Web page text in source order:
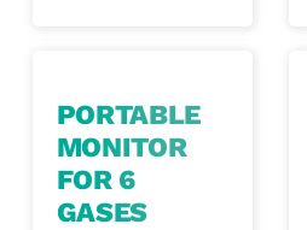
PORTABLE
MONITOR
FOR 6
GASES